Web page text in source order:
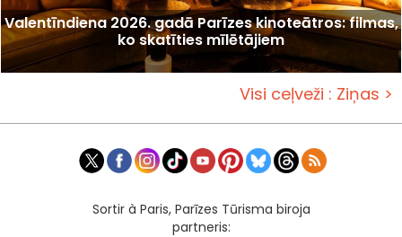
Valentīndiena 2026. gadā Parīzes kinoteātros: filmas,
ko skatīties mīlētājiem
Visi ceļveži : Ziņas >
Sortir à Paris, Parīzes Tūrisma biroja
partneris: